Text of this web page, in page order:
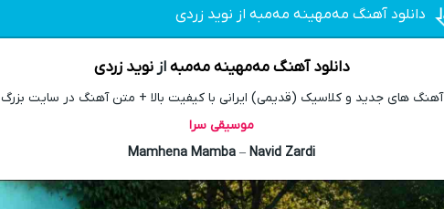
دانلود آهنگ مه‌مهینه مه‌مبه از نوید زردی
دانلود آهنگمه‌مهینه مه‌مبهازنوید زردی
آهنگ های جدید و کلاسیک (قدیمی) ایرانی با کیفیت بالا + متن آهنگ در سایت بزرگ
موسیقی سرا
Mamhena Mamba –Navid Zardi